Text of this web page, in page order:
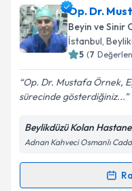
Op. Dr.
Beyin ve Sinir
İstanbul,
5 (7
Op. Dr. Mustafa Örnek,
sürecinde gösterdiğiniz...
Beylikdüzü Kolan
Adnan Kahveci Osmanlı
Randevu